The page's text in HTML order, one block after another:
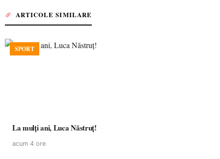
ARTICOLE SIMILARE
SPORT
La mulţi ani, Luca Năstruţ!
acum 4 ore